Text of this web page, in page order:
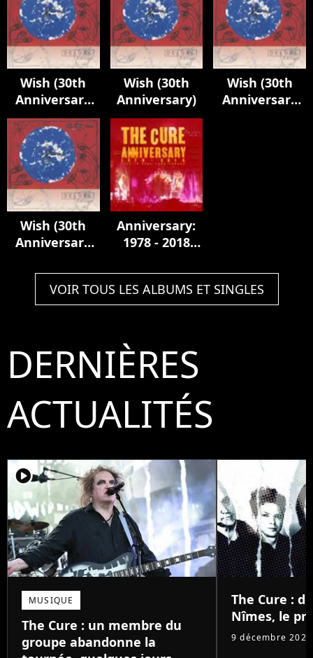
Wish (30th
Anniversary
Edition)
Wish (30th
Anniversary)
Wish (30th
Anniversary
Wish (30th
Anniversary
Anniversary:
1978 - 2018
Park London
VOIR TOUS LES ALBUMS ET SINGLES
DERNIÈRES
ACTUALITÉS
player2
MUSIQUE
The Cure : un membre du
groupe abandonne la
The Cure :
Nîmes, le
9 décembre 2025